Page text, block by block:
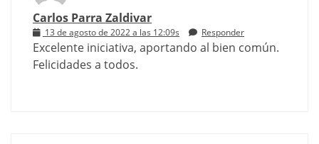
Carlos Parra Zaldivar
13 de agosto de 2022 a las 12:09s Responder
Excelente iniciativa, aportando al bien común.
Felicidades a todos.